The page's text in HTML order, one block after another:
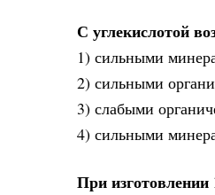
С углекислотой
1) сильными
2) сильными
3) слабыми
4) сильными
При